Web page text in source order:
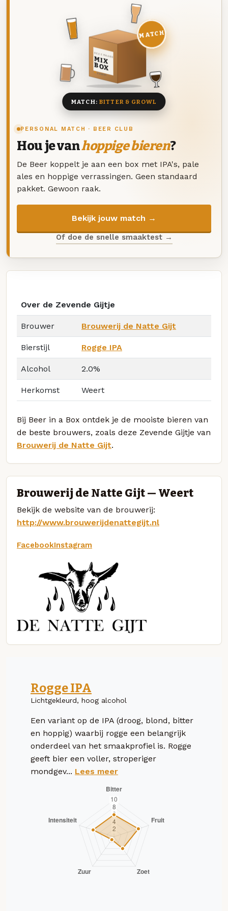
PERSONAL MATCH · BEER CLUB
Hou je vanhoppige bieren?
De Beer koppelt je aan een box met IPA's, pale
ales en hoppige verrassingen. Geen standaard
pakket. Gewoon raak.
Bekijk jouw match →
Of doe de snelle smaaktest →
DEZE MAAND
MIX
BOX
8 BIEREN
MATCH
MATCH: BITTER & GROWL
Over de Zevende Gijtje
Brouwer Brouwerij de Natte Gijt
Bierstijl Rogge IPA
Alcohol 2.0%
Herkomst Weert
Bij Beer in a Box ontdek je de mooiste bieren van
de beste brouwers, zoals deze Zevende Gijtje van
Brouwerij de Natte Gijt.
Brouwerij de Natte Gijt — Weert
Bekijk de website van de brouwerij:
http://www.brouwerijdenattegijt.nl
FacebookInstagram
Rogge IPA
Lichtgekleurd, hoog alcohol
Een variant op de IPA (droog, blond, bitter
en hoppig) waarbij rogge een belangrijk
onderdeel van het smaakprofiel is. Rogge
geeft bier een voller, stroperiger
mondgev... Lees meer